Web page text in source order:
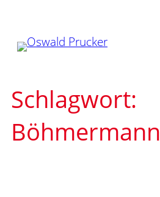
springen
Schlagwort:
Böhmermann